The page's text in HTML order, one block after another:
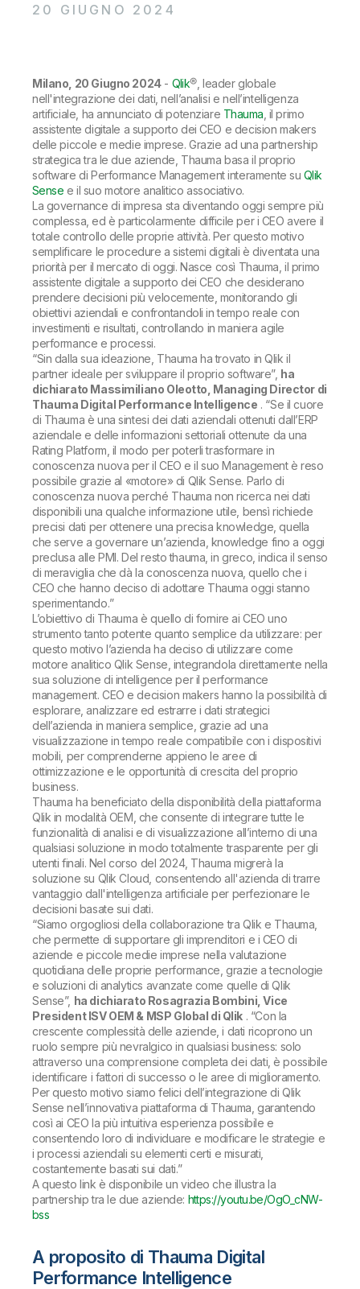
Onboarding
Ultime notizie
Qlik
20 GIUGNO 2024
Milano, 20 Giugno 2024- Qlik®, leader globale
nell'integrazione dei dati, nell’analisi e nell’intelligenza
artificiale, ha annunciato di potenziare Thauma , il primo
assistente digitale a supporto dei CEO e decision makers
delle piccole e medie imprese. Grazie ad una partnership
strategica tra le due aziende, Thauma basa il proprio
software di Performance Management interamente su Qlik
Sense e il suo motore analitico associativo.
La governance di impresa sta diventando oggi sempre più
complessa, ed è particolarmente difficile per i CEO avere il
totale controllo delle proprie attività. Per questo motivo
semplificare le procedure a sistemi digitali è diventata una
priorità per il mercato di oggi. Nasce così Thauma, il primo
assistente digitale a supporto dei CEO che desiderano
prendere decisioni più velocemente, monitorando gli
obiettivi aziendali e confrontandoli in tempo reale con
investimenti e risultati, controllando in maniera agile
performance e processi.
“Sin dalla sua ideazione, Thauma ha trovato in Qlik il
partner ideale per sviluppare il proprio software”, ha
dichiarato Massimiliano Oleotto, Managing Director di
Thauma Digital Performance Intelligence . “Se il cuore
di Thauma è una sintesi dei dati aziendali ottenuti dall’ERP
aziendale e delle informazioni settoriali ottenute da una
Rating Platform, il modo per poterli trasformare in
conoscenza nuova per il CEO e il suo Management è reso
possibile grazie al «motore» di Qlik Sense. Parlo di
conoscenza nuova perché Thauma non ricerca nei dati
disponibili una qualche informazione utile, bensì richiede
precisi dati per ottenere una precisa knowledge, quella
che serve a governare un’azienda, knowledge fino a oggi
preclusa alle PMI. Del resto thauma, in greco, indica il senso
di meraviglia che dà la conoscenza nuova, quello che i
CEO che hanno deciso di adottare Thauma oggi stanno
sperimentando.”
L’obiettivo di Thauma è quello di fornire ai CEO uno
strumento tanto potente quanto semplice da utilizzare: per
questo motivo l’azienda ha deciso di utilizzare come
motore analitico Qlik Sense, integrandola direttamente nella
sua soluzione di intelligence per il performance
management. CEO e decision makers hanno la possibilità di
esplorare, analizzare ed estrarre i dati strategici
dell’azienda in maniera semplice, grazie ad una
visualizzazione in tempo reale compatibile con i dispositivi
mobili, per comprenderne appieno le aree di
ottimizzazione e le opportunità di crescita del proprio
business.
Thauma ha beneficiato della disponibilità della piattaforma
Qlik in modalità OEM, che consente di integrare tutte le
funzionalità di analisi e di visualizzazione all’interno di una
qualsiasi soluzione in modo totalmente trasparente per gli
utenti finali. Nel corso del 2024, Thauma migrerà la
soluzione su Qlik Cloud, consentendo all'azienda di trarre
vantaggio dall'intelligenza artificiale per perfezionare le
decisioni basate sui dati.
“Siamo orgogliosi della collaborazione tra Qlik e Thauma,
che permette di supportare gli imprenditori e i CEO di
aziende e piccole medie imprese nella valutazione
quotidiana delle proprie performance, grazie a tecnologie
e soluzioni di analytics avanzate come quelle di Qlik
Sense”, ha dichiarato Rosagrazia Bombini, Vice
President ISV OEM & MSP Global di Qlik . “Con la
crescente complessità delle aziende, i dati ricoprono un
ruolo sempre più nevralgico in qualsiasi business: solo
attraverso una comprensione completa dei dati, è possibile
identificare i fattori di successo o le aree di miglioramento.
Per questo motivo siamo felici dell’integrazione di Qlik
Sense nell’innovativa piattaforma di Thauma, garantendo
così ai CEO la più intuitiva esperienza possibile e
consentendo loro di individuare e modificare le strategie e
i processi aziendali su elementi certi e misurati,
costantemente basati sui dati.”
A questo link è disponibile un video che illustra la
partnership tra le due aziende: https://youtu.be/OgO_cNW-
bss
A proposito di Thauma Digital
Performance Intelligence